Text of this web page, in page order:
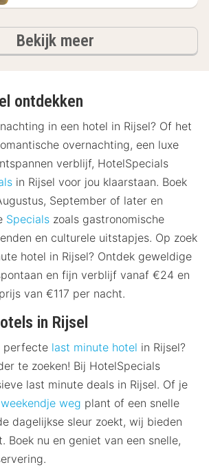
Bekijk meerhotels
ontdekken
in een hotel in Rijsel? Of het
overnachting, een luxe
verblijf, HotelSpecials
in Rijsel voor jou klaarstaan. Boek
September of later en
Specials zoals gastronomische
en culturele uitstapjes. Op zoek
hotel in Rijsel? Ontdek geweldige
en fijn verblijf vanaf €24 en
van €117 per nacht.
in Rijsel
perfecte last minute hotel in Rijsel?
te zoeken! Bij HotelSpecials
last minute deals in Rijsel. Of je
weekendje weg plant of een snelle
dagelijkse sleur zoekt, wij bieden
Boek nu en geniet van een snelle,